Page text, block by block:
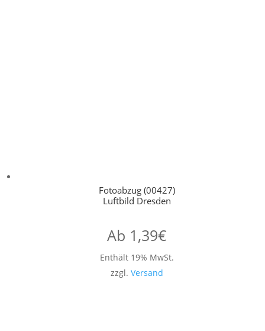
Fotoabzug (00427)
Luftbild Dresden
Ab 1,39€
Enthält 19% MwSt.
zzgl. Versand